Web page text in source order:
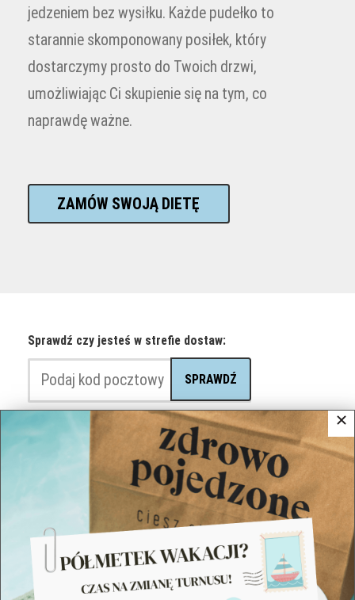
jedzeniem bez wysiłku. Każde pudełko to
starannie skomponowany posiłek, który
dostarczymy prosto do Twoich drzwi,
umożliwiając Ci skupienie się na tym, co
naprawdę ważne.
ZAMÓW SWOJĄ DIETĘ
Sprawdź czy jesteś w strefie dostaw:
SPRAWDŹ
Co wyróżnia catering dietetyczny w Lesznie?